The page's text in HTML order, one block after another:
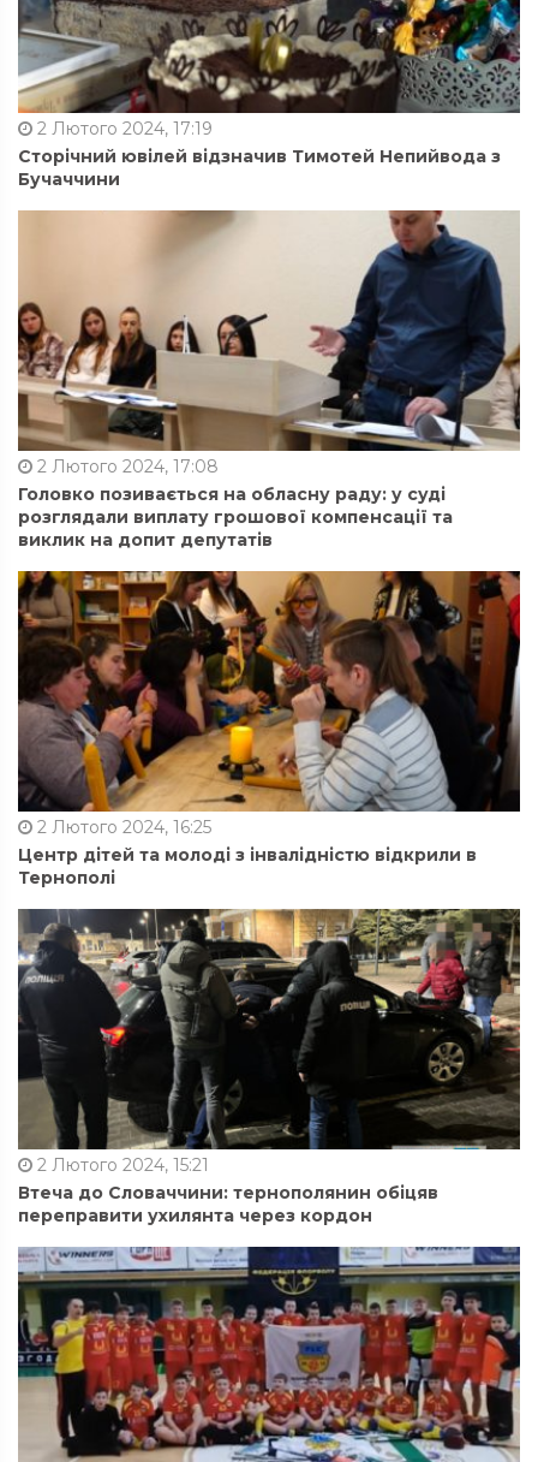
2 Лютого 2024, 17:19
Сторічний ювілей відзначив Тимотей Непийвода з
Бучаччини
2 Лютого 2024, 17:08
Головко позивається на обласну раду: у суді
розглядали виплату грошової компенсації та
виклик на допит депутатів
2 Лютого 2024, 16:25
Центр дітей та молоді з інвалідністю відкрили в
Тернополі
2 Лютого 2024, 15:21
Втеча до Словаччини: тернополянин обіцяв
переправити ухилянта через кордон